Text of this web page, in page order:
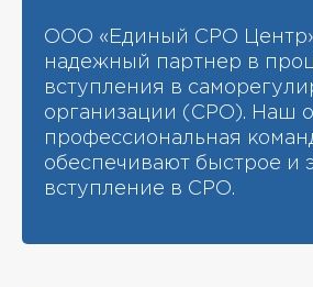
ООО «Единый СРО
надежный партнер в
вступления в
организации (СРО). Наш
профессиональная
обеспечивают быстрое и
вступление в СРО.